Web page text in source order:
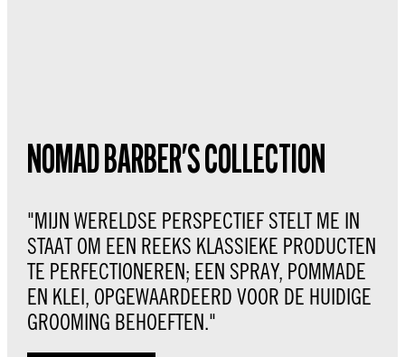
NOMAD BARBER'S COLLECTION
"MIJN WERELDSE PERSPECTIEF STELT ME IN
STAAT OM EEN REEKS KLASSIEKE PRODUCTEN
TE PERFECTIONEREN; EEN SPRAY, POMMADE
EN KLEI, OPGEWAARDEERD VOOR DE HUIDIGE
GROOMING BEHOEFTEN."